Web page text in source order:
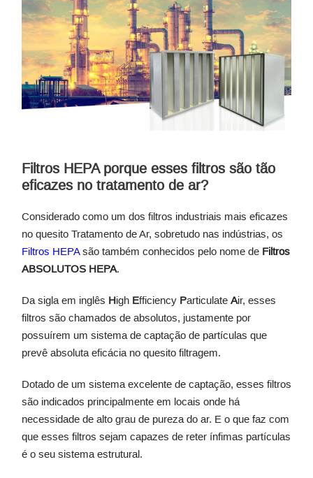
Filtros HEPA porque esses filtros são tão
eficazes no tratamento de ar?
Considerado como um dos filtros industriais mais eficazes
no quesito Tratamento de Ar, sobretudo nas indústrias, os
Filtros HEPAsão também conhecidos pelo nome de Filtros
ABSOLUTOS HEPA.
Da sigla em inglês High Efficiency Particulate Air, esses
filtros são chamados de absolutos, justamente por
possuírem um sistema de captação de partículas que
prevê absoluta eficácia no quesito filtragem.
Dotado de um sistema excelente de captação, esses filtros
são indicados principalmente em locais onde há
necessidade de alto grau de pureza do ar. E o que faz com
que esses filtros sejam capazes de reter ínfimas partículas
é o seu sistema estrutural.